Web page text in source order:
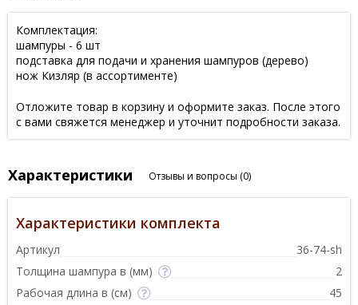
Комплектация:
шампуры - 6 шт
подставка для подачи и хранения шампуров (дерево)
нож Кизляр (в ассортименте)
Отложите товар в корзину и оформите заказ. После этого
с вами свяжется менеджер и уточнит подробности заказа.
Характеристики Отзывы и вопросы (0)
Характеристики комплекта
Артикул
36-74-sh
Толщина шампура в (мм)
2
Рабочая длина в (см)
45